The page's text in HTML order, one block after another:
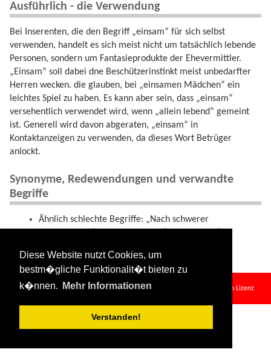
Diese Website nutzt Cookies, um
bestm�gliche Funktionalit�t bieten zu
k�nnen.
Mehr Informationen
Verstanden!
Ausführlich - die Verwendung
Bei Inserenten, die den Begriff „einsam“ für sich selbst
verwenden, handelt es sich meist nicht um tatsächlich lebende
Personen, sondern um Fantasieprodukte der Ehevermittler.
„Einsam“ soll dabei dne Beschützerinstinkt meist unbedarfter
Herren wecken. die glauben, bei „einsamen Mädchen“ ein
leichtes Spiel zu haben. Es kann aber sein, dass „einsam“
versehentlich verwendet wird, wenn „allein lebend“ gemeint
ist. Generell wird davon abgeraten, „einsam“ in
Kontaktanzeigen zu verwenden, da dieses Wort Betrüger
anlockt.
Synonyme, Redewendungen und verwandte
Begriffe
Ähnlich schlechte Begriffe: „Nach schwerer
Falls nicht anders bezeichnet, ist der Inhalt dieses Wikis unter der folgenden Lizenz